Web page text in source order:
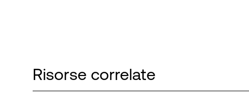
Risorse correlate